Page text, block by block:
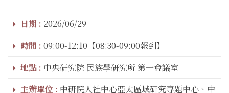
日期 : 2026/06/29
時間 : 09:00-12:10【08:30-09:00報到】
地點 : 中央研究院 民族學研究所 第一會議室
主辦單位 : 中研院人社中心亞太區域研究專題中心、中